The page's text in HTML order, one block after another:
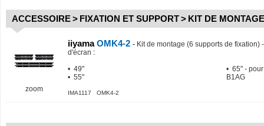
ACCESSOIRE> FIXATION ET SUPPORT> KIT DE
zoom
iiyamaOMK4-2 - Kit de montage (6 supports de fixation)
d'écran :
• 49"
• 55"
• 65" -
B1AG
IMA1117 OMK4-2